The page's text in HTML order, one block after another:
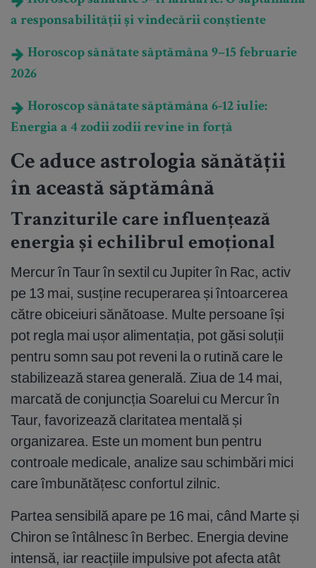
a responsabilității și vindecării conștiente
Horoscop sănătate săptămâna 9–15 februarie
2026
Horoscop sănătate săptămâna 6-12 iulie:
Energia a 4 zodii zodii revine în forță
Ce aduce astrologia sănătății
în această săptămână
Tranziturile care influențează
energia și echilibrul emoțional
Mercur în Taur în sextil cu Jupiter în Rac, activ
pe 13 mai, susține recuperarea și întoarcerea
către obiceiuri sănătoase. Multe persoane își
pot regla mai ușor alimentația, pot găsi soluții
pentru somn sau pot reveni la o rutină care le
stabilizează starea generală. Ziua de 14 mai,
marcată de conjuncția Soarelui cu Mercur în
Taur, favorizează claritatea mentală și
organizarea. Este un moment bun pentru
controale medicale, analize sau schimbări mici
care îmbunătățesc confortul zilnic.
Partea sensibilă apare pe 16 mai, când Marte și
Chiron se întâlnesc în Berbec. Energia devine
intensă, iar reacțiile impulsive pot afecta atât